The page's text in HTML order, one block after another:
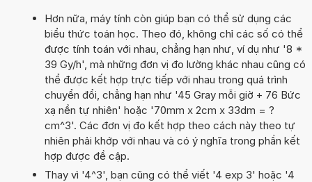
Hơn nữa, máy tính còn giúp bạn có thể sử dụng các
biểu thức toán học. Theo đó, không chỉ các số có thể
được tính toán với nhau, chẳng hạn như, ví dụ như '8 *
39 Gy/h', mà những đơn vị đo lường khác nhau cũng có
thể được kết hợp trực tiếp với nhau trong quá trình
chuyển đổi, chẳng hạn như '45 Gray mỗi giờ + 76 Bức
xạ nền tự nhiên' hoặc '70mm x 2cm x 33dm = ?
cm^3'. Các đơn vị đo kết hợp theo cách này theo tự
nhiên phải khớp với nhau và có ý nghĩa trong phần kết
hợp được đề cập.
Thay vì '4^3', bạn cũng có thể viết '4 exp 3' hoặc '4